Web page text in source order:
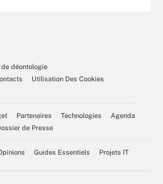
de déontologie
Utilisation Des Cookies
Partenaires Technologies
Agenda
de Presse
Guides Essentiels Projets IT